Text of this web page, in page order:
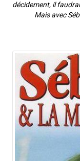
décidement, il
Mais avec